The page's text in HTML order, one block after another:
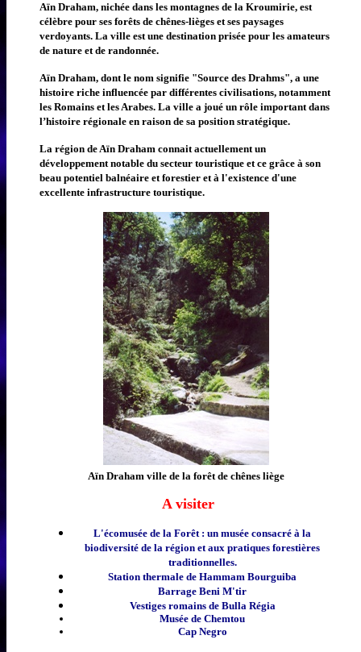
Aïn Draham, nichée dans les montagnes de la Kroumirie, est
célèbre pour ses forêts de chênes-lièges et ses paysages
verdoyants. La ville est une destination prisée pour les amateurs
de nature et de randonnée.
Aïn Draham, dont le nom signifie "Source des Drahms", a une
histoire riche influencée par différentes civilisations, notamment
les Romains et les Arabes. La ville a joué un rôle important dans
l’histoire régionale en raison de sa position stratégique.
La région de Aïn Draham connait actuellement un
développement notable du secteur touristique et ce grâce à son
beau potentiel balnéaire et forestier et à l'existence d'une
excellente infrastructure touristique.
Aïn Draham ville de la forêt de chênes liège
A visiter
L'écomusée de la Forêt : un musée consacré à la
biodiversité de la région et aux pratiques forestières
traditionnelles.
Station thermale de Hammam Bourguiba
Barrage Beni M'tir
Vestiges romains de Bulla Régia
Musée de Chemtou
Cap Negro